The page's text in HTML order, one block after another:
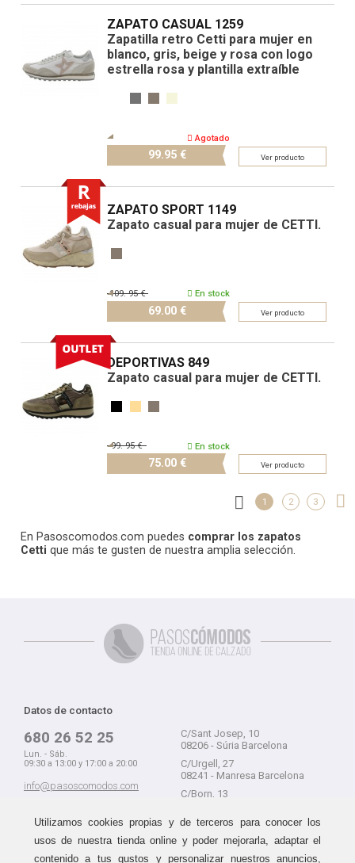
ZAPATO CASUAL 1259
Zapatilla retro Cetti para mujer en
blanco, gris, beige y rosa con logo
estrella rosa y plantilla extraíble
Agotado
99.95 € Ver producto
ZAPATO SPORT 1149
Zapato casual para mujer de CETTI.
En stock
109.95 €
69.00 € Ver producto
DEPORTIVAS 849
Zapato casual para mujer de CETTI.
En stock
99.95 €
75.00 € Ver producto
1 2 3
En Pasoscomodos.com puedes comprar los zapatos
Cetti que más te gusten de nuestra amplia selección.
Datos de contacto
680 26 52 25
Lun. - Sáb.
09:30 a 13:00 y 17:00 a 20:00
info@pasoscomodos.com
C/Sant Josep, 10
08206 - Súria Barcelona
C/Urgell, 27
08241 - Manresa Barcelona
C/Born, 13
Utilizamos cookies propias y de terceros para conocer los
usos de nuestra tienda online y poder mejorarla, adaptar el
contenido a tus gustos y personalizar nuestros anuncios,